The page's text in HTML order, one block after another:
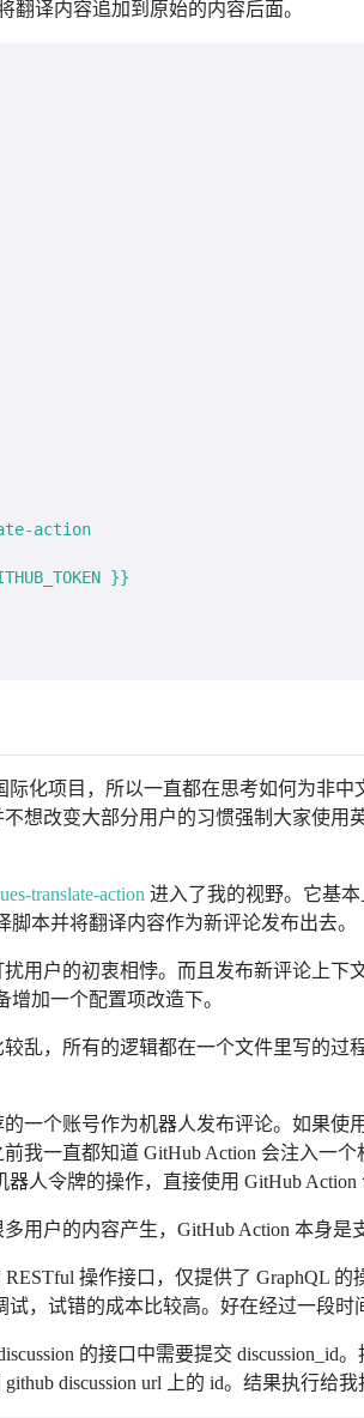
翻译内容追加到原始的内容后面。
action
}}
际化项目，所以一直都在思考如何为非
想改变大部分用户的习惯强制大家使用英
translate-action 进入了我的视野。它基
脚本并将翻译内容作为新评论发布出去。
用户的初衷相悖。而且发布新评论上下
加一个配置项改造下。
乱，所有的逻辑都在一个文件里写的过
一个账号作为机器人发布评论。如果使
我一直都知道 GitHub Action 会注入一个
人令牌的操作，直接使用 GitHub Action
多用户的内容产生，GitHub Action 本身是
操作接口，仅提供了 GraphQL 的
，试错的成本比较高。好在经过一段时
的接口中需要提交 discussion_id
discussion url 上的 id。结果执行给我